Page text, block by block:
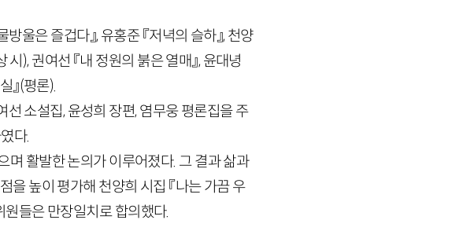
방울은 즐겁다』, 유홍준 『저녁의 슬하』, 천양
시), 권여선 『내 정원의 붉은 열매』, 윤대녕
』(평론).
소설집, 윤성희 장편, 염무웅 평론집을 주
다.
며 활발한 논의가 이루어졌다. 그 결과 삶과
을 높이 평가해 천양희 시집 『나는 가끔 우
들은 만장일치로 합의했다.